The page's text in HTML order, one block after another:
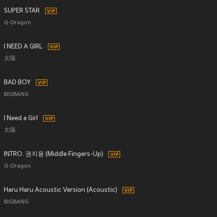
SUPER STAR
G-Dragon
I NEED A GIRL
太陽
BAD BOY
BIGBANG
I Need a Girl
太陽
INTRO. 권지용 (Middle Fingers-Up)
G-Dragon
Haru Haru Acoustic Version (Acoustic)
BIGBANG